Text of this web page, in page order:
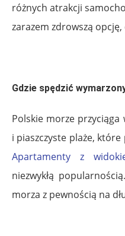
różnych atrakcji
zarazem zdrowszą opcję,
Gdzie spędzić
Polskie morze
i piaszczyste plaże,
Apartamenty z
niezwykłą
morza z pewnością na